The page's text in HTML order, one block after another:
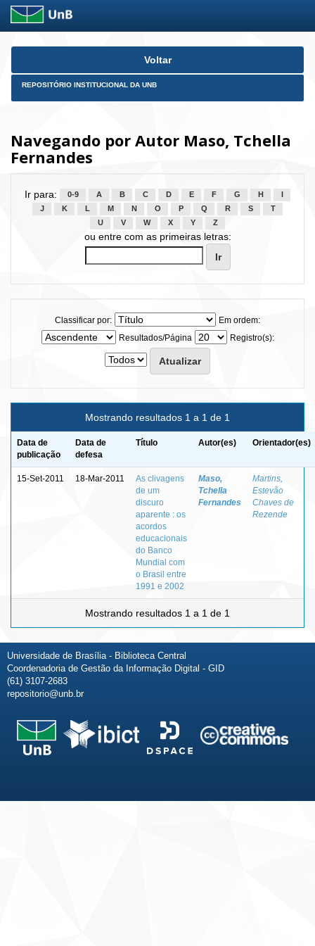
Skip
Voltar
REPOSITÓRIO INSTITUCIONAL DA UNB
Navegando por Autor Maso, Tchella
Fernandes
Ir para: 0-9 A B C D E F G H
J
K L M N O P Q R S
T
U
V W X Y Z
ou entre com as primeiras letras:
Classificar por:
Em ordem:
Resultados/Página
Registro(s):
Mostrando resultados 1 a 1 de 1
Data de
publicação
Data de
defesa
Título Autor(es) Orientador(es)
15-Set-2011 18-Mar-2011
As clivagens
de um
discuro
aparente : os
acordos
educacionais
do Banco
Mundial com
o Brasil entre
1991 e 2002
Maso,
Tchella
Fernandes
Martins,
Estevão
Chaves de
Rezende
Mostrando resultados 1 a 1 de 1
Universidade de Brasília - Biblioteca Central
Coordenadoria de Gestão da Informação Digital - GID
(61) 3107-2683
repositorio@unb.br